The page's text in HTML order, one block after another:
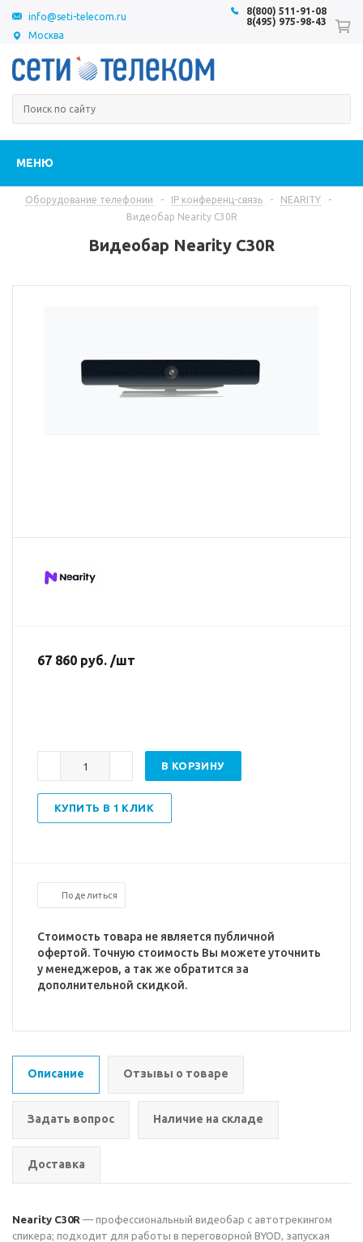
Москва
8(800) 511-91-08
8(495) 975-98-43
info@seti-telecom.ru
МЕНЮ
Оборудование телефонии - IP конференц-связь - NEARITY
-
Видеобар Nearity C30R
Видеобар Nearity C30R
67 860 руб. /шт
В КОРЗИНУ
КУПИТЬ В 1 КЛИК
Поделиться
Стоимость товара не является публичной
офертой. Точную стоимость Вы можете уточнить
у менеджеров, а так же обратится за
дополнительной скидкой.
Описание Отзывы о товаре
Задать вопрос Наличие на складе
Доставка
Nearity C30R — профессиональный видеобар с автотрекингом
спикера; подходит для работы в переговорной BYOD, запуская